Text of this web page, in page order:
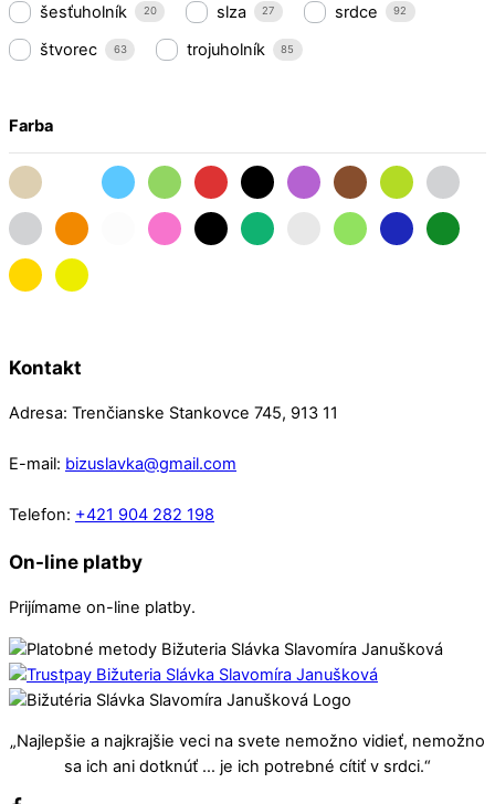
šesťuholník 20 slza 27 srdce 92
štvorec 63 trojuholník 85
Farba
bezova biela
bleda-
modra
bleda-
zelena
cervenacierna fialova hneda
jablckovo-
zelena
maslovaoranzovapriehladna
ruzova siva smaragdovastrieborna
svetla-
zelena
tmava-
modrazelena
zlata
zlta
Kontakt
Adresa: Trenčianske Stankovce 745, 913 11
E-mail: bizuslavka@gmail.com
Telefon: +421 904 282 198
On-line platby
Prijímame on-line platby.
„Najlepšie a najkrajšie veci na svete nemožno vidieť, nemožno
sa ich ani dotknúť … je ich potrebné cítiť v srdci.“